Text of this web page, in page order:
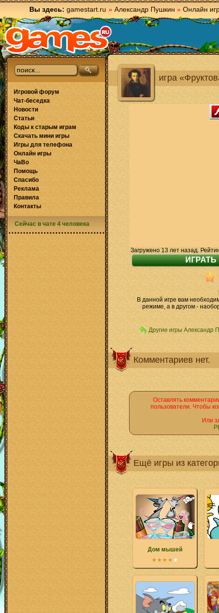
Вы здесь: gamestart.ru » Александр Пушкин » Онлайн
игра
Загружено 13 лет назад.
В данной игре вам
режиме, а в другом -
Другие игры Александр
Комментариев нет.
Оставлять
пользователи. Чтобы
Или
Ещё игры из
Дом мышей
Игровой форум
Чат-беседка
Новости
Статьи
Коды к старым играм
Скачать мини игры
Игры для телефона
Онлайн игры
ЧаВо
Помощь
Спасибо
Реклама
Правила
Контакты
Сейчас в чате 4 человека